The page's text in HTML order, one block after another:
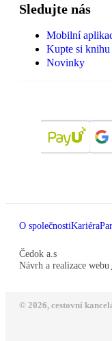
Sledujte nás
Mobilní
Kupte si knihu
Novinky
O společnostiKariéra
Čedok a.s
Návrh a realizace webu
© 2026, cestovní